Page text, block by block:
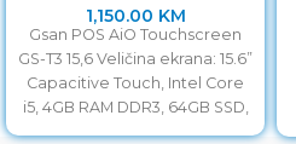
1,150.00 KM
Gsan POS AiO Touchscreen
GS-T3 15,6 Veličina ekrana: 15.6”
Capacitive Touch, Intel Core
i5, 4GB RAM DDR3, 64GB SSD,
Kontrast: